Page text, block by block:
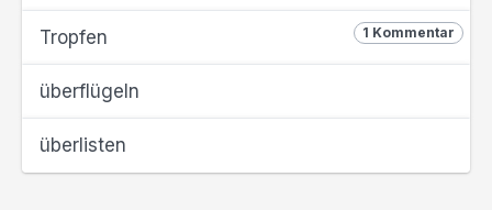
1 Kommentar
Tropfen
überflügeln
überlisten